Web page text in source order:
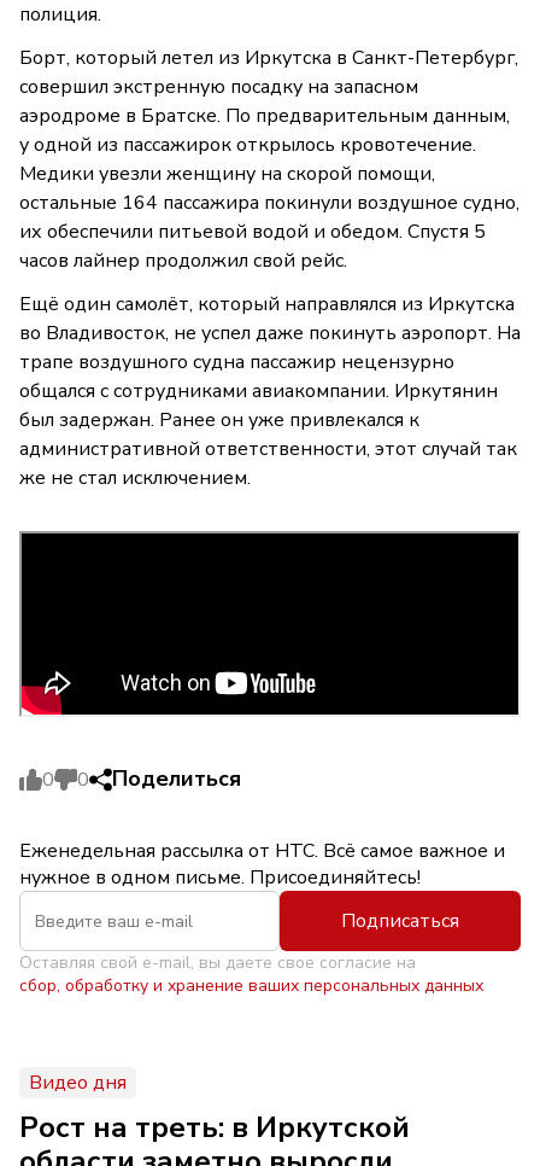
полиция.
Борт, который летел из Иркутска в Санкт-Петербург,
совершил экстренную посадку на запасном
аэродроме в Братске. По предварительным данным,
у одной из пассажирок открылось кровотечение.
Медики увезли женщину на скорой помощи,
остальные 164 пассажира покинули воздушное судно,
их обеспечили питьевой водой и обедом. Спустя 5
часов лайнер продолжил свой рейс.
Ещё один самолёт, который направлялся из Иркутска
во Владивосток, не успел даже покинуть аэропорт. На
трапе воздушного судна пассажир нецензурно
общался с сотрудниками авиакомпании. Иркутянин
был задержан. Ранее он уже привлекался к
административной ответственности, этот случай так
же не стал исключением.
0 0 Поделиться
Еженедельная рассылка от НТС. Всё самое важное и
нужное в одном письме. Присоединяйтесь!
Подписаться
Оставляя свой e-mail, вы даете свое согласие на
сбор, обработку и хранение ваших персональных данных
Видео дня
Рост на треть: в Иркутской